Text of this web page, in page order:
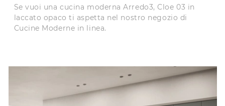
Se vuoi una cucina moderna Arredo3, Cloe 03 in
laccato opaco ti aspetta nel nostro negozio di
Cucine Moderne in linea.